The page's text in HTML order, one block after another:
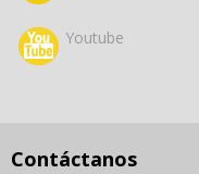
Youtube
Contáctanos